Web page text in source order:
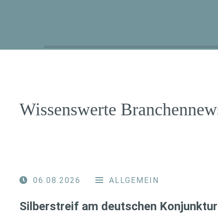
Wissenswerte
06.08.2026 ALLGEMEIN
Silberstreif am deutschen